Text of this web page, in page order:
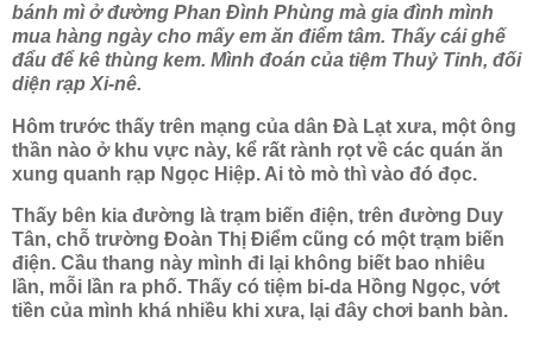
bánh mì ở đường Phan Đình Phùng mà gia đình mình
mua hàng ngày cho mấy em ăn điểm tâm. Thấy cái ghế
đẩu để kê thùng kem. Mình đoán của tiệm Thuỷ Tinh, đối
diện rạp Xi-nê.
Hôm trước thấy trên mạng của dân Đà Lạt xưa, một ông
thần nào ở khu vực này, kể rất rành rọt về các quán ăn
xung quanh rạp Ngọc Hiệp. Ai tò mò thì vào đó đọc.
Thấy bên kia đường là trạm biến điện, trên đường Duy
Tân, chỗ trường Đoàn Thị Điểm cũng có một trạm biến
điện. Cầu thang này mình đi lại không biết bao nhiêu
lần, mỗi lần ra phố. Thấy có tiệm bi-da Hồng Ngọc, vớt
tiền của mình khá nhiều khi xưa, lại đây chơi banh bàn.